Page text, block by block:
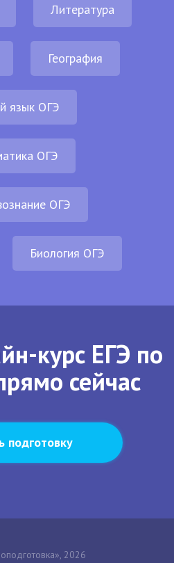
Литература
География
язык ОГЭ
ОГЭ
ОГЭ
Биология ОГЭ
курс ЕГЭ по
сейчас
подготовку
2026